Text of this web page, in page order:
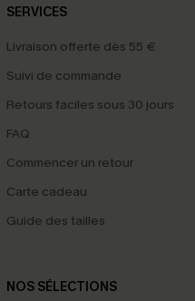
SERVICES
Livraison offerte dès 55 €
Suivi de commande
Retours faciles sous 30 jours
FAQ
Commencer un retour
Carte cadeau
Guide des tailles
NOS SÉLECTIONS
-15%